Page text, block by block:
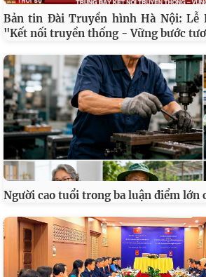
Bản tin Đài Truyền hình Hà Nội: Lễ
"Kết nối truyền thống - Vững bước
Người cao tuổi trong ba luận điểm lớn